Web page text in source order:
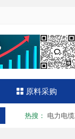
 原料采购
热搜 ： 电力电缆